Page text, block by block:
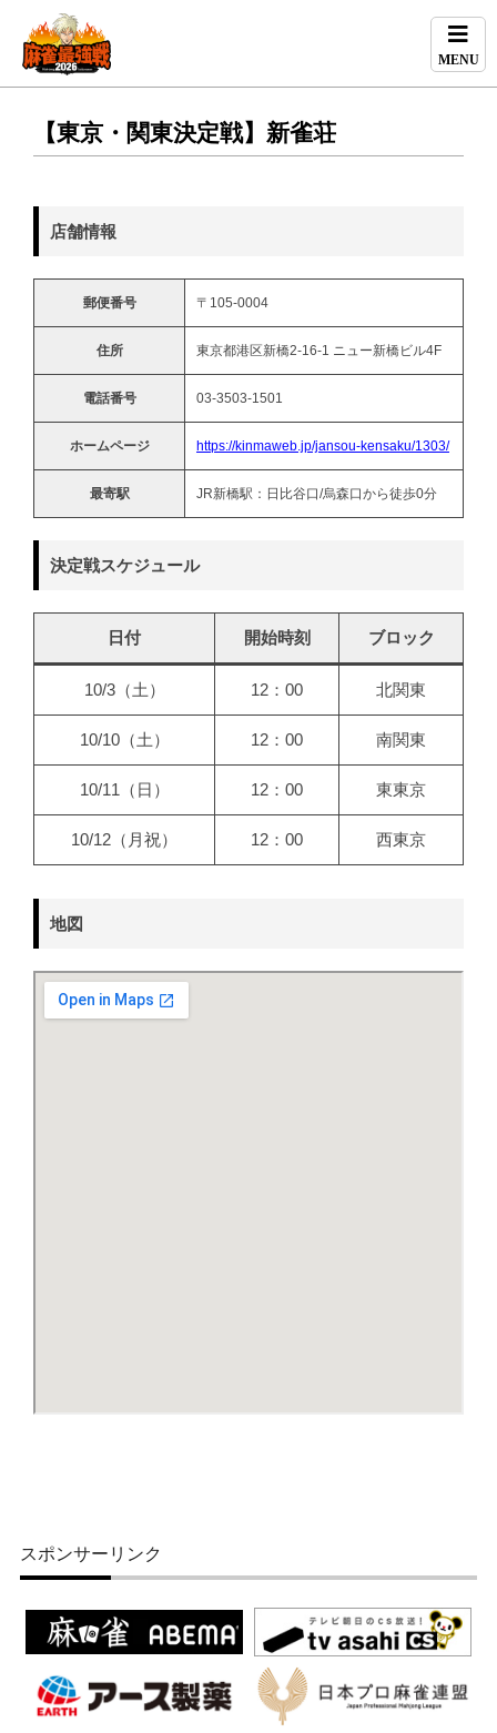
MENU
【東京・関東決定戦】新雀荘
店舗情報
郵便番号 〒105-0004
住所 東京都港区新橋2-16-1 ニュー新橋ビル4F
電話番号 03-3503-1501
ホームページ https://kinmaweb.jp/jansou-kensaku/1303/
最寄駅 JR新橋駅：日比谷口/烏森口から徒歩0分
決定戦スケジュール
日付 開始時刻 ブロック
10/3（土） 12：00 北関東
10/10（土） 12：00 南関東
10/11（日） 12：00 東東京
10/12（月祝） 12：00 西東京
地図
スポンサーリンク